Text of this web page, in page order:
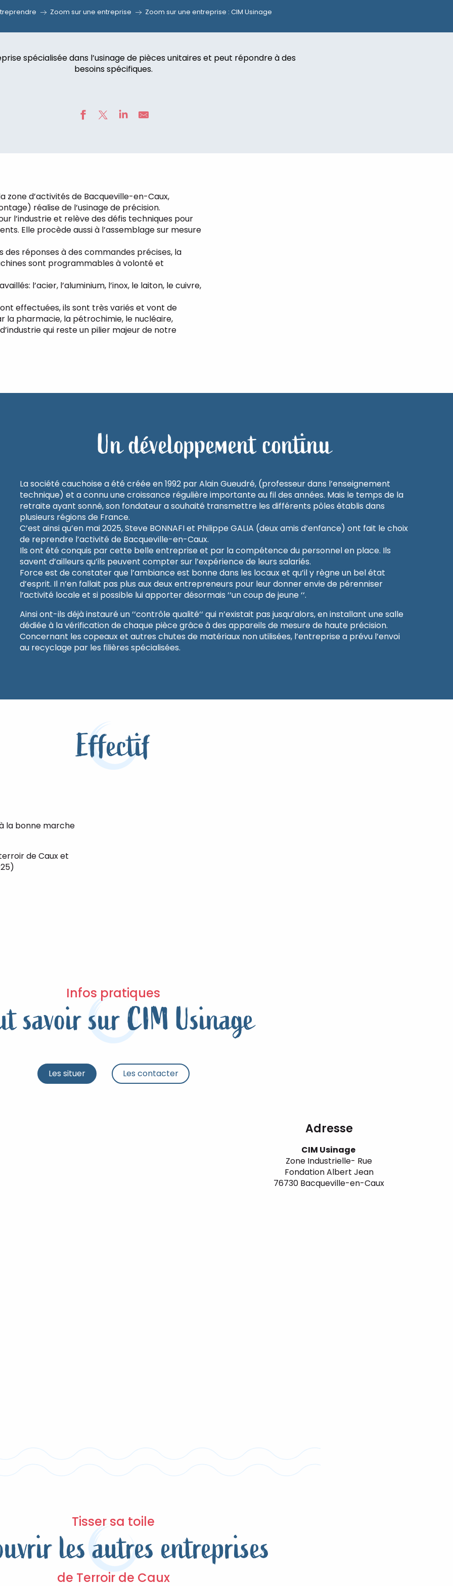
Zoom sur une entreprise Zoom sur une entreprise : CIM Usinage
spécialisée dans l’usinage de pièces unitaires et peut répondre à des
besoins spécifiques.
zone d’activités de Bacqueville-en-Caux,
réalise de l’usinage de précision.
l’industrie et relève des défis techniques pour
Elle procède aussi à l’assemblage sur mesure
des réponses à des commandes précises, la
sont programmables à volonté et
l’acier, l’aluminium, l’inox, le laiton, le cuivre,
effectuées, ils sont très variés et vont de
la pharmacie, la pétrochimie, le nucléaire,
qui reste un pilier majeur de notre
Un développement continu
La société cauchoise a été créée en 1992 par Alain Gueudré, (professeur dans l’enseignement
technique) et a connu une croissance régulière importante au fil des années. Mais le temps de la
retraite ayant sonné, son fondateur a souhaité transmettre les différents pôles établis dans
plusieurs régions de France.
C’est ainsi qu’en mai 2025, Steve BONNAFI et Philippe GALIA (deux amis d’enfance) ont fait le choix
de reprendre l’activité de Bacqueville-en-Caux.
Ils ont été conquis par cette belle entreprise et par la compétence du personnel en place. Ils
savent d’ailleurs qu’ils peuvent compter sur l’expérience de leurs salariés.
Force est de constater que l’ambiance est bonne dans les locaux et qu’il y règne un bel état
d’esprit. Il n’en fallait pas plus aux deux entrepreneurs pour leur donner envie de pérenniser
l’activité locale et si possible lui apporter désormais ‘‘un coup de jeune ‘‘.
Ainsi ont-ils déjà instauré un ‘‘contrôle qualité‘‘ qui n’existait pas jusqu’alors, en installant une salle
dédiée à la vérification de chaque pièce grâce à des appareils de mesure de haute précision.
Concernant les copeaux et autres chutes de matériaux non utilisées, l’entreprise a prévu l’envoi
au recyclage par les filières spécialisées.
Effectif
la bonne marche
de Caux et
Infos pratiques
savoir sur CIM Usinage
Les situer Les contacter
Adresse
CIM Usinage
Zone Industrielle- Rue
Fondation Albert Jean
76730 Bacqueville-en-Caux
Tisser sa toile
les autres entreprises
de Terroir de Caux